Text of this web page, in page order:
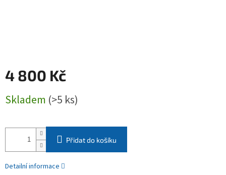
4 800 Kč
cena:
Skladem (>5 ks)
Přidat do košíku
Detailní informace